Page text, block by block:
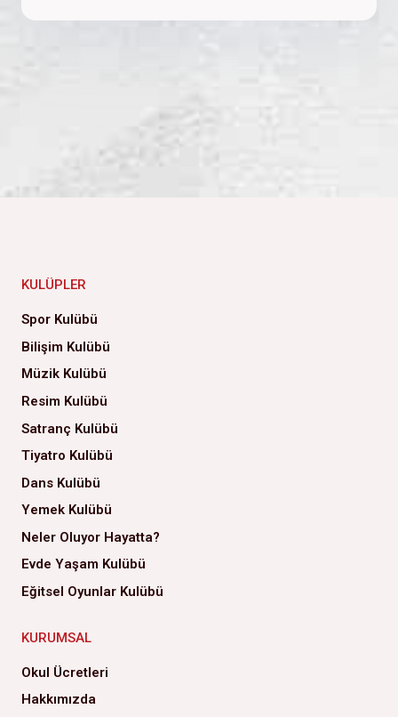
KULÜPLER
Spor Kulübü
Bilişim Kulübü
Müzik Kulübü
Resim Kulübü
Satranç Kulübü
Tiyatro Kulübü
Dans Kulübü
Yemek Kulübü
Neler Oluyor Hayatta?
Evde Yaşam Kulübü
Eğitsel Oyunlar Kulübü
KURUMSAL
Okul Ücretleri
Hakkımızda